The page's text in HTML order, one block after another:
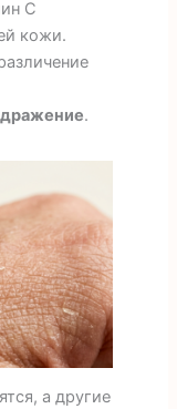
С
кожи.
.
а другие